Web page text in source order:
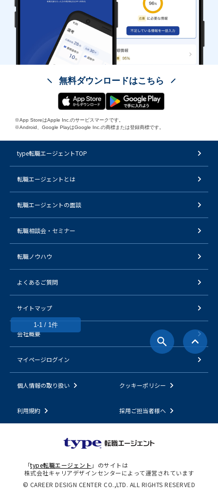
1-1 / 1件
無料ダウンロードはこちら
※App StoreはApple Inc.のサービスマークです。
※Android、Google PlayはGoogle Inc.の商標または登録商標です。
type転職エージェントTOP
転職エージェントとは
転職エージェントの面談
転職相談会・セミナー
転職ノウハウ
よくあるご質問
サイトマップ
会社概要
マイページログイン
個人情報の取り扱い クッキーポリシー
利用規約 採用ご担当者様へ
「type転職エージェント 」のサイトは
株式会社キャリアデザインセンターによって運営されています
© CAREER DESIGN CENTER CO.,LTD. ALL RIGHTS RESERVED